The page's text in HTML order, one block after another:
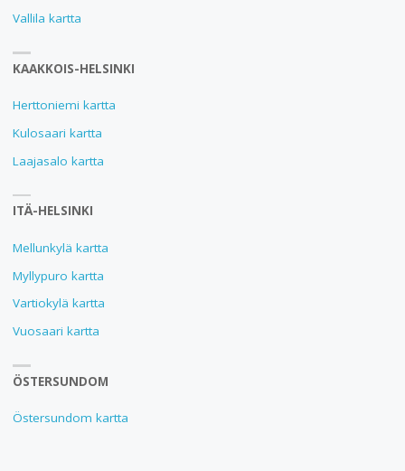
Vallila kartta
KAAKKOIS-HELSINKI
Herttoniemi kartta
Kulosaari kartta
Laajasalo kartta
ITÄ-HELSINKI
Mellunkylä kartta
Myllypuro kartta
Vartiokylä kartta
Vuosaari kartta
ÖSTERSUNDOM
Östersundom kartta